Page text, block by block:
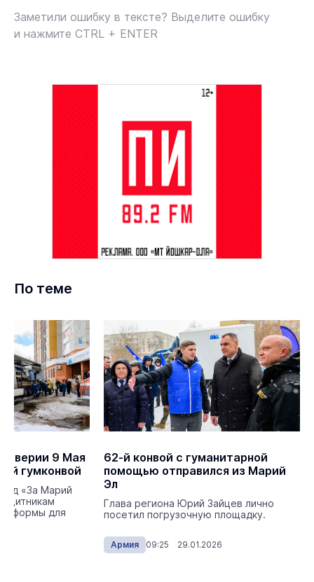
Заметили ошибку в тексте? Выделите ошибку
и нажмите CTRL + ENTER
По теме
9 Мая
й гумконвой
«За Марий
для
62-й конвой с гуманитарной
помощью отправился из Марий
Эл
Глава региона Юрий Зайцев лично
посетил погрузочную площадку.
Армия 09:25 29.01.2026